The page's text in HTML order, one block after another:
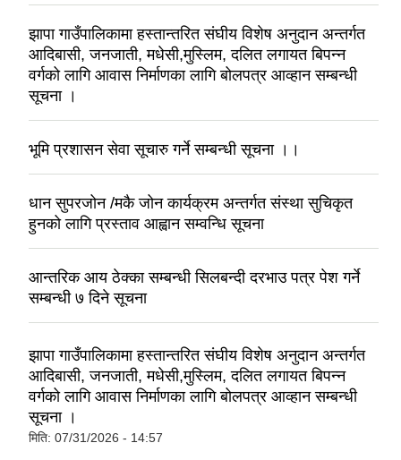
झापा गाउँपालिकामा हस्तान्तरित संघीय विशेष अनुदान अन्तर्गत
आदिबासी, जनजाती, मधेसी,मुस्लिम, दलित लगायत बिपन्न
वर्गको लागि आवास निर्माणका लागि बोलपत्र आव्हान सम्बन्धी
सूचना ।
भूमि प्रशासन सेवा सूचारु गर्ने सम्बन्धी सूचना ।।
धान सुपरजोन /मकै जोन कार्यक्रम अन्तर्गत संस्था सुचिकृत
हुनको लागि प्रस्ताव आह्वान सम्वन्धि सूचना
आन्तरिक आय ठेक्का सम्बन्धी सिलबन्दी दरभाउ पत्र पेश गर्ने
सम्बन्धी ७ दिने सूचना
झापा गाउँपालिकामा हस्तान्तरित संघीय विशेष अनुदान अन्तर्गत
आदिबासी, जनजाती, मधेसी,मुस्लिम, दलित लगायत बिपन्न
वर्गको लागि आवास निर्माणका लागि बोलपत्र आव्हान सम्बन्धी
सूचना ।
मिति: 07/31/2026 - 14:57